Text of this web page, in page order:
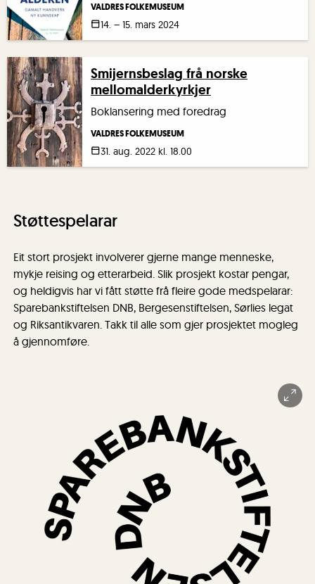
VALDRES FOLKEMUSEUM
14. – 15. mars 2024
Smijernsbeslag frå norske
mellomalderkyrkjer
Boklansering med foredrag
VALDRES FOLKEMUSEUM
31. aug. 2022 kl. 18.00
Støttespelarar
Eit stort prosjekt involverer gjerne mange menneske,
mykje reising og etterarbeid. Slik prosjekt kostar pengar,
og heldigvis har vi fått støtte frå fleire gode medspelarar:
Sparebankstiftelsen DNB, Bergesenstiftelsen, Sørlies legat
og Riksantikvaren. Takk til alle som gjer prosjektet mogleg
å gjennomføre.